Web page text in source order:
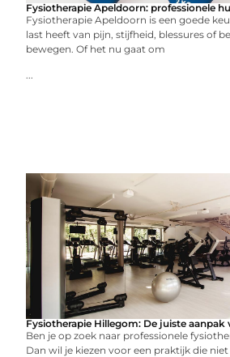
Fysiotherapie Apeldoorn: professionele
Fysiotherapie Apeldoorn is een goede
last heeft van pijn, stijfheid, blessures of
bewegen. Of het nu gaat om
...
Fysiotherapie Hillegom: De juiste
Ben je op zoek naar professionele
Dan wil je kiezen voor een praktijk die